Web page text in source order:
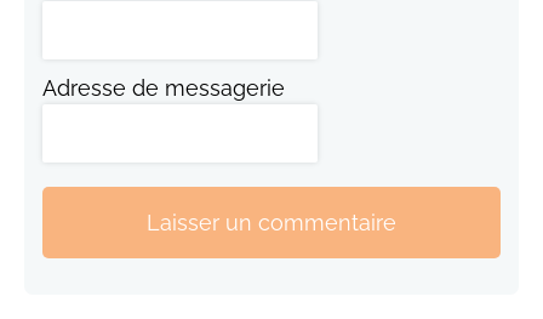
Adresse de messagerie
Laisser un commentaire